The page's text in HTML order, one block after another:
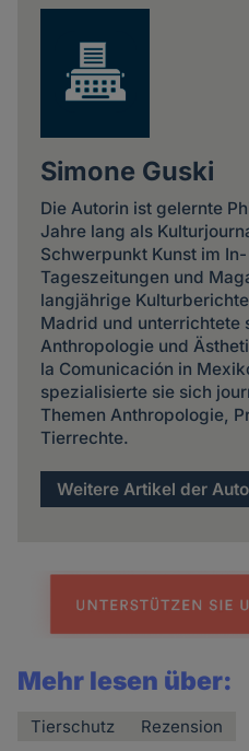
Simone Guski
Die Autorin ist gelernte
Jahre lang als
Schwerpunkt Kunst im
Tageszeitungen und
langjährige
Madrid und unterrichtete
Anthropologie und
la Comunicación in
spezialisierte sie sich
Themen Anthropologie,
Tierrechte.
Weitere Artikel der
Mehr lesen über:
Tierschutz Rezension